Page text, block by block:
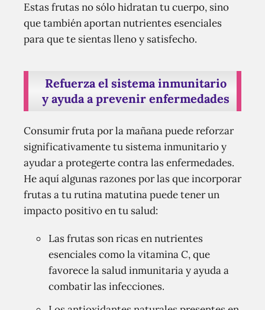
Estas frutas no sólo hidratan tu cuerpo, sino
que también aportan nutrientes esenciales
para que te sientas lleno y satisfecho.
Refuerza el sistema inmunitario
y ayuda a prevenir enfermedades
Consumir fruta por la mañana puede reforzar
significativamente tu sistema inmunitario y
ayudar a protegerte contra las enfermedades.
He aquí algunas razones por las que incorporar
frutas a tu rutina matutina puede tener un
impacto positivo en tu salud:
Las frutas son ricas en nutrientes
esenciales como la vitamina C, que
favorece la salud inmunitaria y ayuda a
combatir las infecciones.